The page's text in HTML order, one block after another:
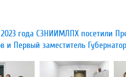
года СЗНИИМЛПХ посетили
и Первый заместитель